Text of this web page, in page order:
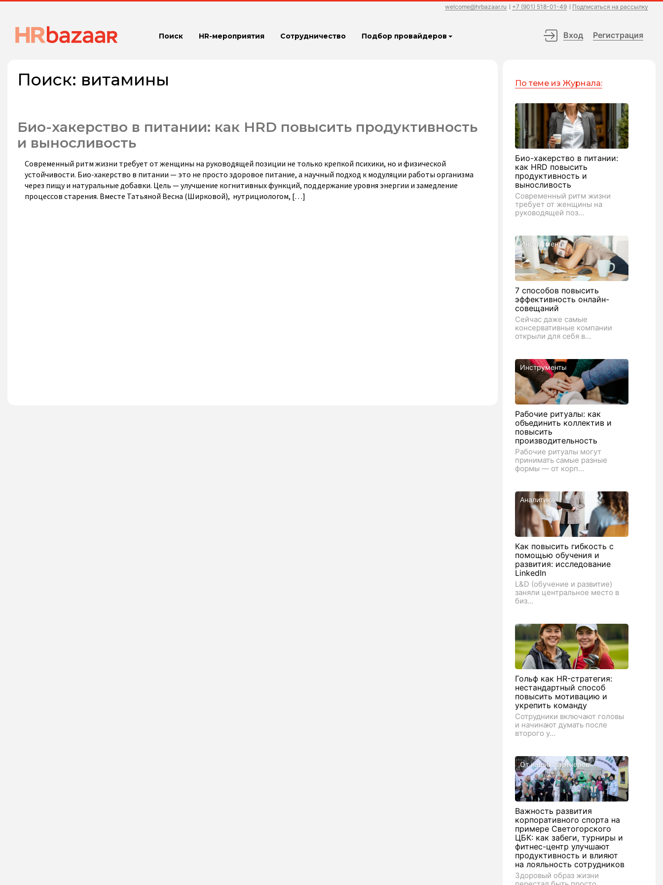
welcome@hrbazaar.ru +7 (901) 518-01-49 Подписаться на рассылку
Поиск HR-мероприятия Сотрудничество Подбор провайдеров Вход Регистрация
Поиск: витамины
Био-хакерство в питании: как HRD повысить продуктивность
и выносливость
Современный ритм жизни требует от женщины на руководящей позиции не только крепкой психики, но и физической
устойчивости. Био-хакерство в питании — это не просто здоровое питание, а научный подход к модуляции работы организма
через пищу и натуральные добавки. Цель — улучшение когнитивных функций, поддержание уровня энергии и замедление
процессов старения. Вместе Татьяной Весна (Ширковой), нутрициологом, […]
По теме из Журнала:
Био-хакерство в питании:
как HRD повысить
продуктивность и
выносливость
Современный ритм жизни
требует от женщины на
руководящей поз...
Инструменты
7 способов повысить
эффективность онлайн-
совещаний
Сейчас даже самые
консервативные компании
открыли для себя в...
Инструменты
Рабочие ритуалы: как
объединить коллектив и
повысить
производительность
Рабочие ритуалы могут
принимать самые разные
формы — от корп...
Аналитика
Как повысить гибкость с
помощью обучения и
развития: исследование
LinkedIn
L&D (обучение и развитие)
заняли центральное место в
биз...
Гольф как HR-стратегия:
нестандартный способ
повысить мотивацию и
укрепить команду
Сотрудники включают головы
и начинают думать после
второго у...
От наших партнеров
Важность развития
корпоративного спорта на
примере Светогорского
ЦБК: как забеги, турниры и
фитнес-центр улучшают
продуктивность и влияют
на лояльность сотрудников
Здоровый образ жизни